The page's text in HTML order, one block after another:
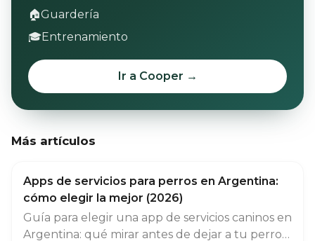
🏠Guardería
🎓Entrenamiento
Ir a Cooper →
Más artículos
Apps de servicios para perros en Argentina:
cómo elegir la mejor (2026)
Guía para elegir una app de servicios caninos en
Argentina: qué mirar antes de dejar a tu perro